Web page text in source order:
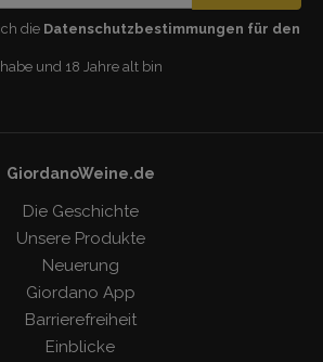
die Datenschutzbestimmungen für den
und 18 Jahre alt bin
GiordanoWeine.de
Die Geschichte
Unsere Produkte
Neuerung
Giordano App
Barrierefreiheit
Einblicke